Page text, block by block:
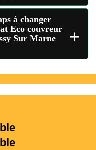
à changer
Eco couvreur
Sur Marne
+